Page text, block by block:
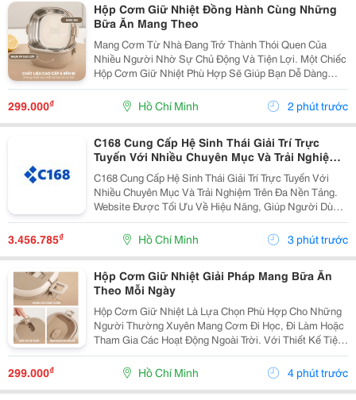
Hộp Cơm Giữ Nhiệt Đồng Hành Cùng Những
Bữa Ăn Mang Theo
Mang Cơm Từ Nhà Đang Trở Thành Thói Quen Của
Nhiều Người Nhờ Sự Chủ Động Và Tiện Lợi. Một Chiếc
Hộp Cơm Giữ Nhiệt Phù Hợp Sẽ Giúp Bạn Dễ Dàng
Chuẩn Bị Bữa Ăn Để Mang Đến Trường, Văn Phòng
Hoặc Sử Dụng Trong Những Chuyến Đi Mà Không Mất
Nhiều Thời...
299.000₫ Hồ Chí Minh 2 phút trước
C168 Cung Cấp Hệ Sinh Thái Giải Trí Trực
Tuyến Với Nhiều Chuyên Mục Và Trải Nghiệm
Trên Đa Nền Tảng. Website Được Tối Ưu Về
Hiệu Năng, Giúp Người Dùng Truy Cập Nhanh
Chóng Và Thuận Tiện.
C168 Cung Cấp Hệ Sinh Thái Giải Trí Trực Tuyến Với
Nhiều Chuyên Mục Và Trải Nghiệm Trên Đa Nền Tảng.
Website Được Tối Ưu Về Hiệu Năng, Giúp Người Dùng
Truy Cập Nhanh Chóng Và Thuận Tiện.
3.456.785₫ Hồ Chí Minh 3 phút trước
Hộp Cơm Giữ Nhiệt Giải Pháp Mang Bữa Ăn
Theo Mỗi Ngày
Hộp Cơm Giữ Nhiệt Là Lựa Chọn Phù Hợp Cho Những
Người Thường Xuyên Mang Cơm Đi Học, Đi Làm Hoặc
Tham Gia Các Hoạt Động Ngoài Trời. Với Thiết Kế Tiện
Lợi, Sản Phẩm Giúp Việc Chuẩn Bị Bữa Ăn Trở Nên
Đơn Giản Hơn, Đồng Thời Hỗ Trợ Bạn Chủ Động
Trong...
299.000₫ Hồ Chí Minh 4 phút trước